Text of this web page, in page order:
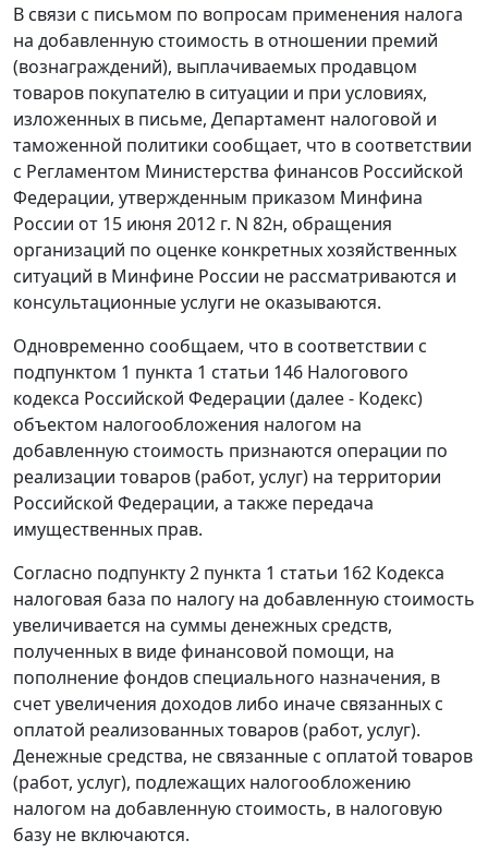
В связи с письмом по вопросам применения налога
на добавленную стоимость в отношении премий
(вознаграждений), выплачиваемых продавцом
товаров покупателю в ситуации и при условиях,
изложенных в письме, Департамент налоговой и
таможенной политики сообщает, что в соответствии
с Регламентом Министерства финансов Российской
Федерации, утвержденным приказом Минфина
России от 15 июня 2012 г. N 82н, обращения
организаций по оценке конкретных хозяйственных
ситуаций в Минфине России не рассматриваются и
консультационные услуги не оказываются.
Одновременно сообщаем, что в соответствии с
подпунктом 1 пункта 1 статьи 146 Налогового
кодекса Российской Федерации (далее - Кодекс)
объектом налогообложения налогом на
добавленную стоимость признаются операции по
реализации товаров (работ, услуг) на территории
Российской Федерации, а также передача
имущественных прав.
Согласно подпункту 2 пункта 1 статьи 162 Кодекса
налоговая база по налогу на добавленную стоимость
увеличивается на суммы денежных средств,
полученных в виде финансовой помощи, на
пополнение фондов специального назначения, в
счет увеличения доходов либо иначе связанных с
оплатой реализованных товаров (работ, услуг).
Денежные средства, не связанные с оплатой товаров
(работ, услуг), подлежащих налогообложению
налогом на добавленную стоимость, в налоговую
базу не включаются.